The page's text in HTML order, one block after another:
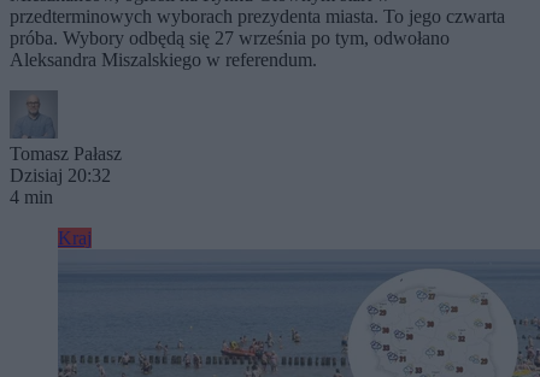
przedterminowych wyborach prezydenta miasta. To jego czwarta
próba. Wybory odbędą się 27 września po tym, odwołano
Aleksandra Miszalskiego w referendum.
Tomasz Pałasz
Dzisiaj 20:32
4 min
Kraj